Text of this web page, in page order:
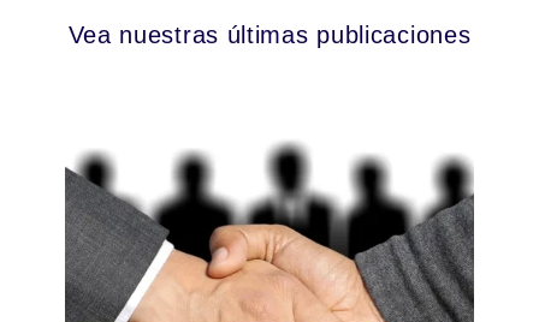
Vea nuestras últimas publicaciones